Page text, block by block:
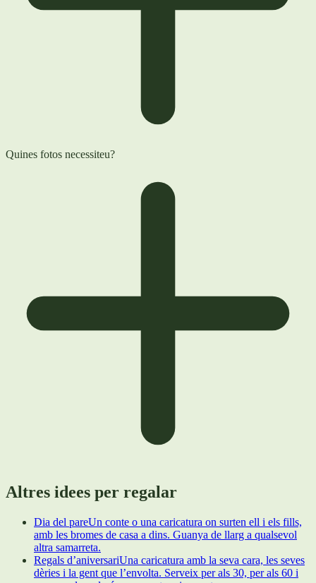
Quines fotos necessiteu?
Altres idees per regalar
Dia del pareUn conte o una caricatura on surten ell i els fills,
amb les bromes de casa a dins. Guanya de llarg a qualsevol
altra samarreta.
Regals d’aniversariUna caricatura amb la seva cara, les seves
dèries i la gent que l’envolta. Serveix per als 30, per als 60 i